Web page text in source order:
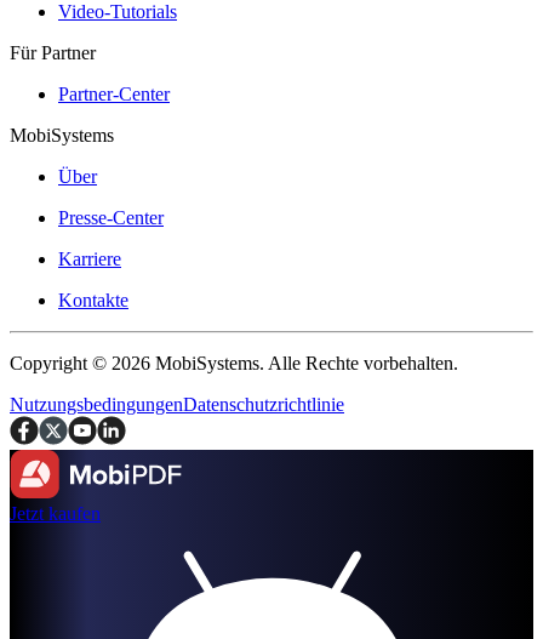
Video-Tutorials
Für Partner
Partner-Center
MobiSystems
Über
Presse-Center
Karriere
Kontakte
Copyright © 2026 MobiSystems. Alle Rechte vorbehalten.
NutzungsbedingungenDatenschutzrichtlinie
Jetzt kaufen